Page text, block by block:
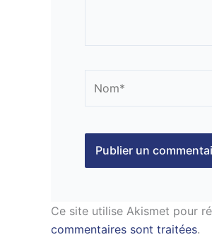
Ce site utilise Akismet pour
commentaires sont traitées.